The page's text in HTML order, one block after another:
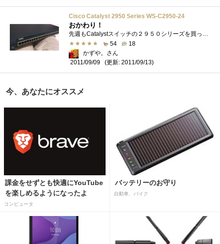
Cisco Catalyst 2950 Series WS-C2950-24
おかわり！
先週もCatalystスイッチの２９５０シリーズを買ったのですが、頭が『シスコって』しまいまして、おかわり購入しましたｗ今回は２０００円でゴザ...
54
18
かずや。さん
2011/09/09
(更新: 2011/09/13)
今、あなたにオススメ
課金をせずとも快適にYouTube
を楽しめるようになったよ
コンピュータ
バッテリーのお守り
自動車、バイク